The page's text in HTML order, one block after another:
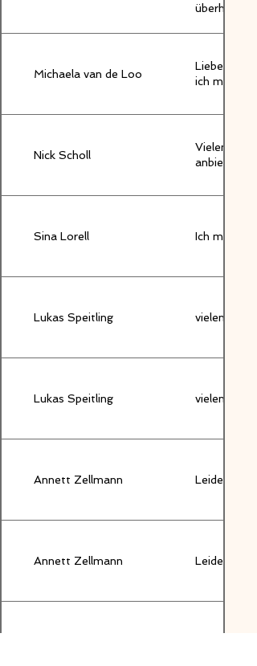
überhaupt
Michaela van de Loo
Liebe
ich mir hier
Nick Scholl
Vielen
anbieten
Sina Lorell Ich möchte
Lukas Speitling vielen
Lukas Speitling vielen
Annett Zellmann Leider
Annett Zellmann Leider